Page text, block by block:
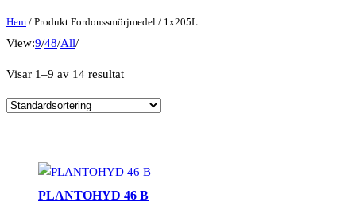
Hem / Produkt Fordonssmörjmedel / 1x205L
View:9/48/All/
Visar 1–9 av 14 resultat
PLANTOHYD 46 B